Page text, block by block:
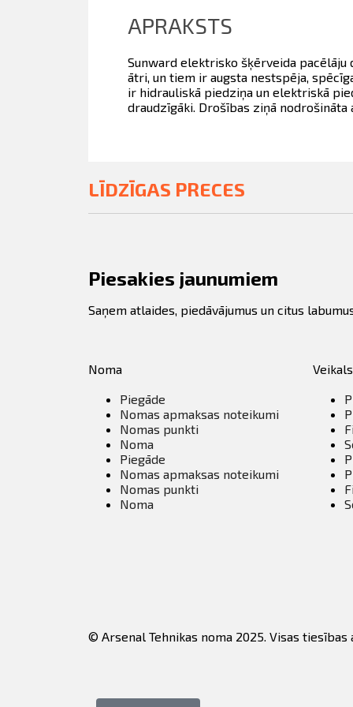
APRAKSTS
Sunward elektrisko šķērveida pacēlāju
ātri, un tiem ir augsta nestspēja,
ir hidrauliskā piedziņa un elektriskā
draudzīgāki. Drošības ziņā
LĪDZĪGAS PRECES
Piesakies jaunumiem
Saņem atlaides, piedāvājumus un citus
Noma
Piegāde
Nomas apmaksas noteikumi
Nomas punkti
Noma
Piegāde
Nomas apmaksas noteikumi
Nomas punkti
Noma
Veikals
© Arsenal Tehnikas noma 2025. Visas